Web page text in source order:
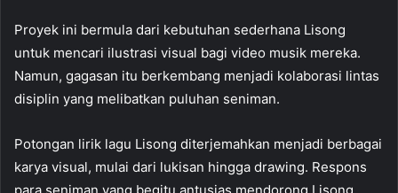
Proyek ini bermula dari kebutuhan sederhana Lisong
untuk mencari ilustrasi visual bagi video musik mereka.
Namun, gagasan itu berkembang menjadi kolaborasi lintas
disiplin yang melibatkan puluhan seniman.
Potongan lirik lagu Lisong diterjemahkan menjadi berbagai
karya visual, mulai dari lukisan hingga drawing. Respons